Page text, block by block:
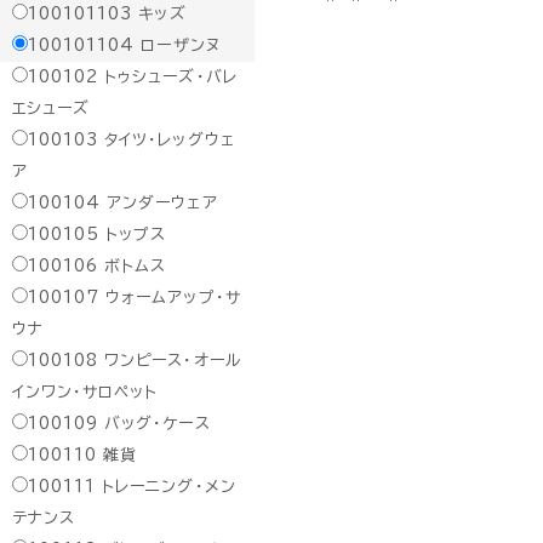
100101103
キッズ
100101104
ローザンヌ
100102
トゥシューズ・バレ
エシューズ
100103 タイツ・レッグウェ
ア
100104 アンダーウェア
100105
トップス
100106
ボトムス
100107
ウォームアップ・サ
ウナ
100108
ワンピース・オール
インワン・サロペット
100109
バッグ・ケース
100110 雑貨
100111
トレーニング・メン
テナンス